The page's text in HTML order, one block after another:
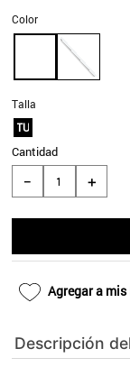
Talla
TU
Color
Cantidad
＋
－
Agregar a
Descripción
7.
collar